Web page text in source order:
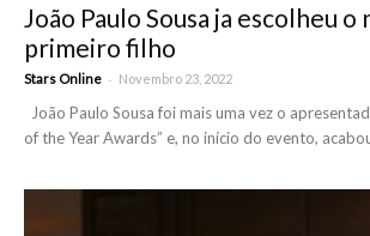
João Paulo Sousa ja escolheu o
primeiro filho
Stars Online - Novembro 23, 2022
João Paulo Sousa foi mais uma vez o
of the Year Awards” e, no início do evento,